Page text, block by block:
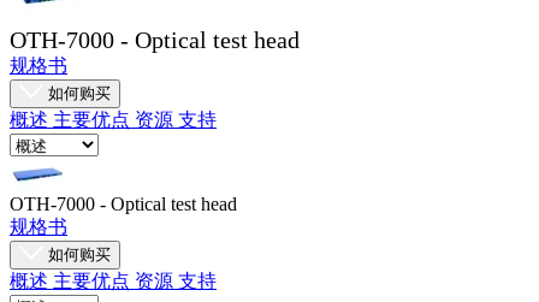
案
支
持
服
务
如
何
购
OTH-7000 - Optical test head
规格书
如何购买
概述 主要优点 资源 支持
OTH-7000 - Optical test head
规格书
如何购买
概述 主要优点 资源 支持